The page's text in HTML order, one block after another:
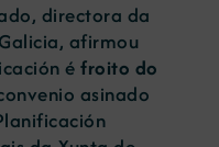
directora da
afirmou
é froito do
asinado